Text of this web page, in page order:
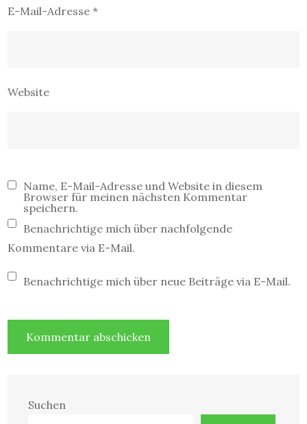
E-Mail-Adresse*
Website
Name, E-Mail-Adresse und Website in diesem
Browser für meinen nächsten Kommentar
speichern.
Benachrichtige mich über nachfolgende
Kommentare via E-Mail.
Benachrichtige mich über neue Beiträge via E-Mail.
Suchen